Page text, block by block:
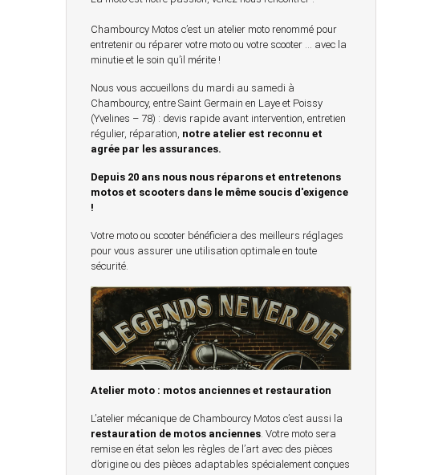
Chambourcy Motos c’est un atelier moto renommé pour
entretenir ou réparer votre moto ou votre scooter … avec la
minutie et le soin qu’il mérite !
Nous vous accueillons du mardi au samedi à
Chambourcy, entre Saint Germain en Laye et Poissy
(Yvelines – 78) : devis rapide avant intervention, entretien
régulier, réparation, notre atelier est reconnu et
agrée par les assurances.
Depuis 20 ans nous nous réparons et entretenons
motos et scooters dans le même soucis d'exigence
!
Votre moto ou scooter bénéficiera des meilleurs réglages
pour vous assurer une utilisation optimale en toute
sécurité.
Atelier moto : motos anciennes et restauration
L’atelier mécanique de Chambourcy Motos c’est aussi la
restauration de motos anciennes. Votre moto sera
remise en état selon les règles de l’art avec des pièces
d’origine ou des pièces adaptables spécialement conçues